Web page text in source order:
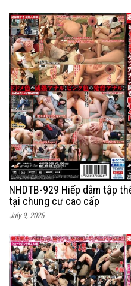
NHDTB-929 Hiếp dâm tập
tại chung cư cao cấp
July 9, 2025